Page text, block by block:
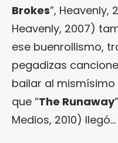
Brokes”, Heavenly,
Heavenly, 2007)
ese buenrollismo,
pegadizas
bailar al mismísimo
que “The Runaway
Medios, 2010) llegó…